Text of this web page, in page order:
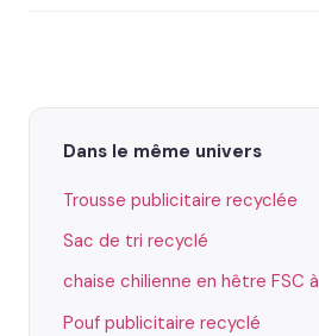
Dans le même univers
Trousse publicitaire recyclée
Sac de tri recyclé
chaise chilienne en hêtre FSC
Pouf publicitaire recyclé